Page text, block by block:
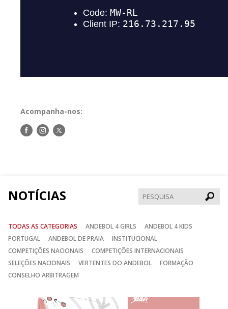
Acompanha-nos:
Siga-Siga-Siga-
NOTÍCIAS
TODAS AS CATEGORIAS ANDEBOL 4 GIRLS
ANDEBOL 4 KIDS
PORTUGAL
ANDEBOL DE PRAIA
INSTITUCIONAL
COMPETIÇÕES NACIONAIS
COMPETIÇÕES INTERNACIONAIS
SELEÇÕES NACIONAIS
VERTENTES DO ANDEBOL
FORMAÇÃO
CONSELHO ARBITRAGEM
Anterior